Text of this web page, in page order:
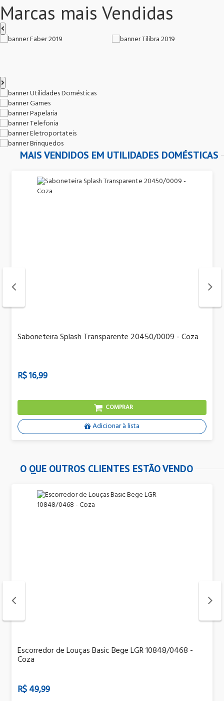
Marcas mais Vendidas
MAIS VENDIDOS EM UTILIDADES DOMÉSTICAS
Saboneteira Splash Transparente 20450/0009 - Coza
R$ 16,99
COMPRAR
Adicionar à lista
O QUE OUTROS CLIENTES ESTÃO VENDO
Escorredor de Louças Basic Bege LGR 10848/0468 -
Coza
R$ 49,99